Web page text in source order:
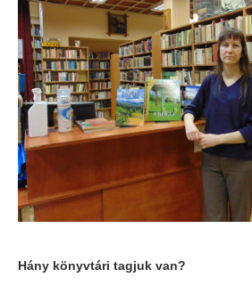
Hány könyvtári tagjuk van?